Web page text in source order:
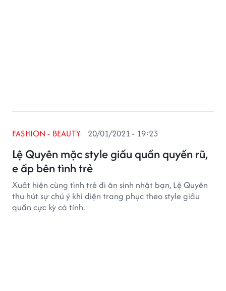
Lệ Quyên mặc style giấu quần quyến rũ,
e ấp bên tình trẻ
FASHION - BEAUTY 20/01/2021 - 19:23
Xuất hiện cùng tình trẻ đi ăn sinh nhật bạn, Lệ Quyên
thu hút sự chú ý khi diện trang phục theo style giấu
quần cực kỳ cá tính.